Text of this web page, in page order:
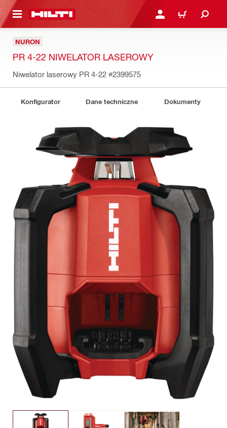
GŁÓWNEJ ZALOGUJ SIĘ LUB
KOSZYK
NURON
PR 4-22 NIWELATOR LASEROWY
Niwelator laserowy PR 4-22 #2399575
Konfigurator Dane techniczne Dokumenty